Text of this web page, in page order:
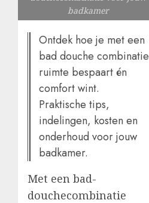
badkamer
Ontdek hoe je met een
bad douche combinatie
ruimte bespaart én
comfort wint.
Praktische tips,
indelingen, kosten en
onderhoud voor jouw
badkamer.
Met een bad-
douchecombinatie